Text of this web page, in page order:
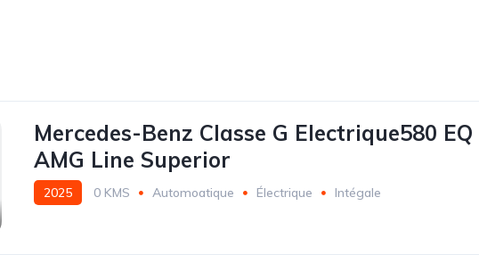
Mercedes-Benz Classe G Electrique580 EQ
AMG Line Superior
2025 0 KMS Automoatique Électrique Intégale